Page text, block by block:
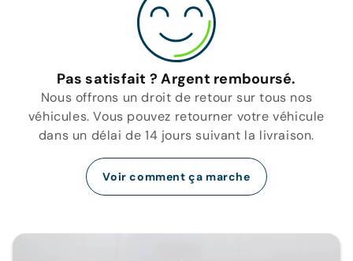
Pas satisfait ? Argent remboursé.
Nous offrons un droit de retour sur tous nos
véhicules. Vous pouvez retourner votre véhicule
dans un délai de 14 jours suivant la livraison.
Voir comment ça marche